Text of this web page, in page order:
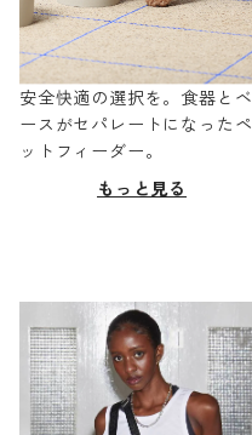
安全快適の選択を。食器とベ
ースがセパレートになったペ
ットフィーダー。
もっと見る